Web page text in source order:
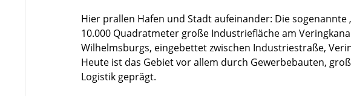
Hier prallen Hafen und Stadt aufeinander: Die
10.000 Quadratmeter große Industriefläche am
Wilhelmsburgs, eingebettet zwischen Industriestraße,
Heute ist das Gebiet vor allem durch Gewerbebauten,
Logistik geprägt.